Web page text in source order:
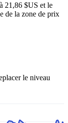
21,86 $US et le
de la zone de prix
le niveau